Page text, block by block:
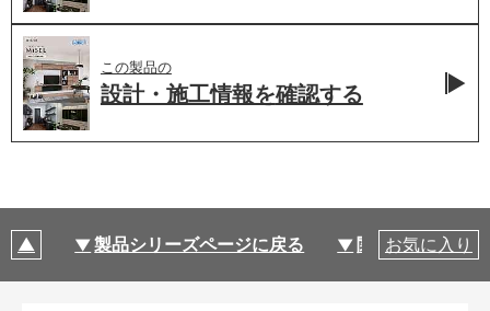
この製品の
設計・施工情報を確認する
製品シリーズページに戻る 関連部材・関連
お気に入り